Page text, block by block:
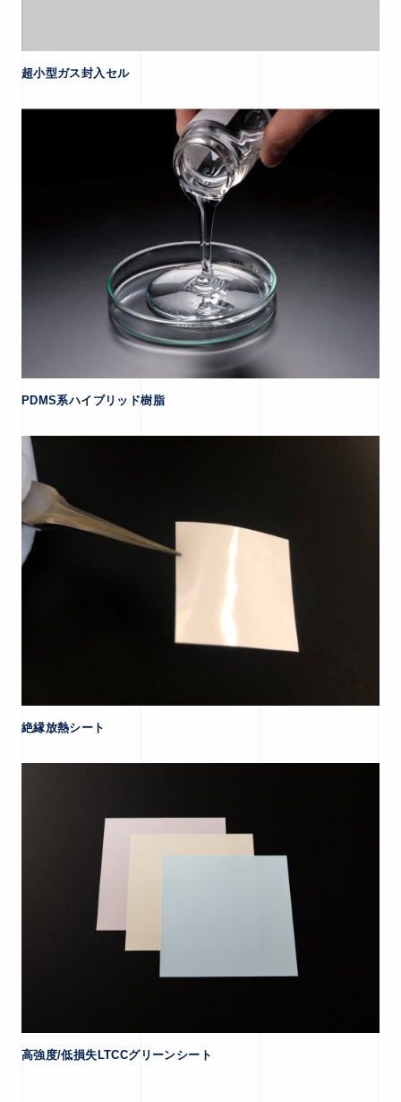
超小型ガス封入セル
PDMS系ハイブリッド樹脂
絶縁放熱シート
高強度/低損失LTCCグリーンシート